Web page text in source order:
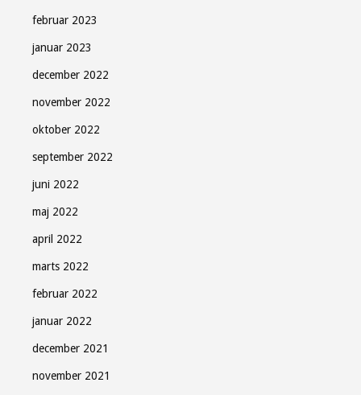
februar 2023
januar 2023
december 2022
november 2022
oktober 2022
september 2022
juni 2022
maj 2022
april 2022
marts 2022
februar 2022
januar 2022
december 2021
november 2021